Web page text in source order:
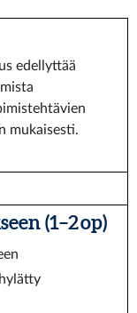
edellyttää
mukaisesti.
(1–2 op)